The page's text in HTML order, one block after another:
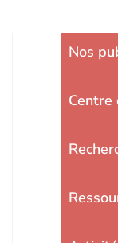
Nos
Centre